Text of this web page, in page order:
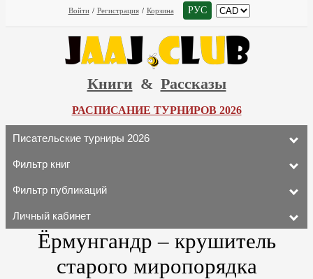
Войти / Регистрация / Корзина РУС
Книги & Рассказы
РАСПИСАНИЕ ТУРНИРОВ 2026
Писательские турниры 2026
Фильтр книг
Фильтр публикаций
Личный кабинет
Ёрмунгандр – крушитель
старого миропорядка